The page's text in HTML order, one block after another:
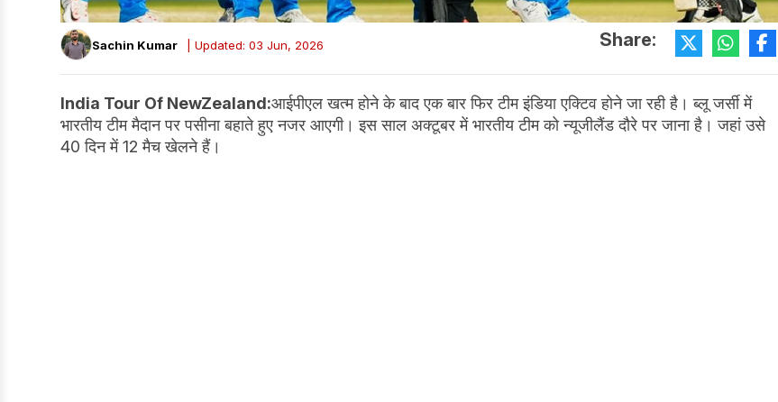
Sachin Kumar | Updated: 03 Jun, 2026 Share:
India Tour Of NewZealand:आईपीएल खत्म होने के बाद एक बार फिर टीम इंडिया एक्टिव होने जा रही है। ब्लू जर्सी में
भारतीय टीम मैदान पर पसीना बहाते हुए नजर आएगी। इस साल अक्टूबर में भारतीय टीम को न्यूजीलैंड दौरे पर जाना है। जहां उसे
40 दिन में 12 मैच खेलने हैं।